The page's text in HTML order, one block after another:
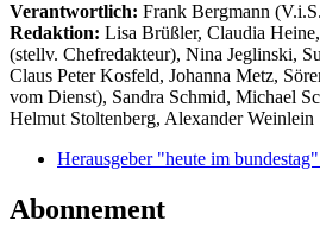
Verantwortlich: Frank Bergmann
Redaktion: Lisa Brüßler, Claudia
(stellv. Chefredakteur), Nina Jeglinski,
Claus Peter Kosfeld, Johanna Metz,
vom Dienst), Sandra Schmid, Michael
Helmut Stoltenberg, Alexander Weinlein
Herausgeber "heute im
Abonnement